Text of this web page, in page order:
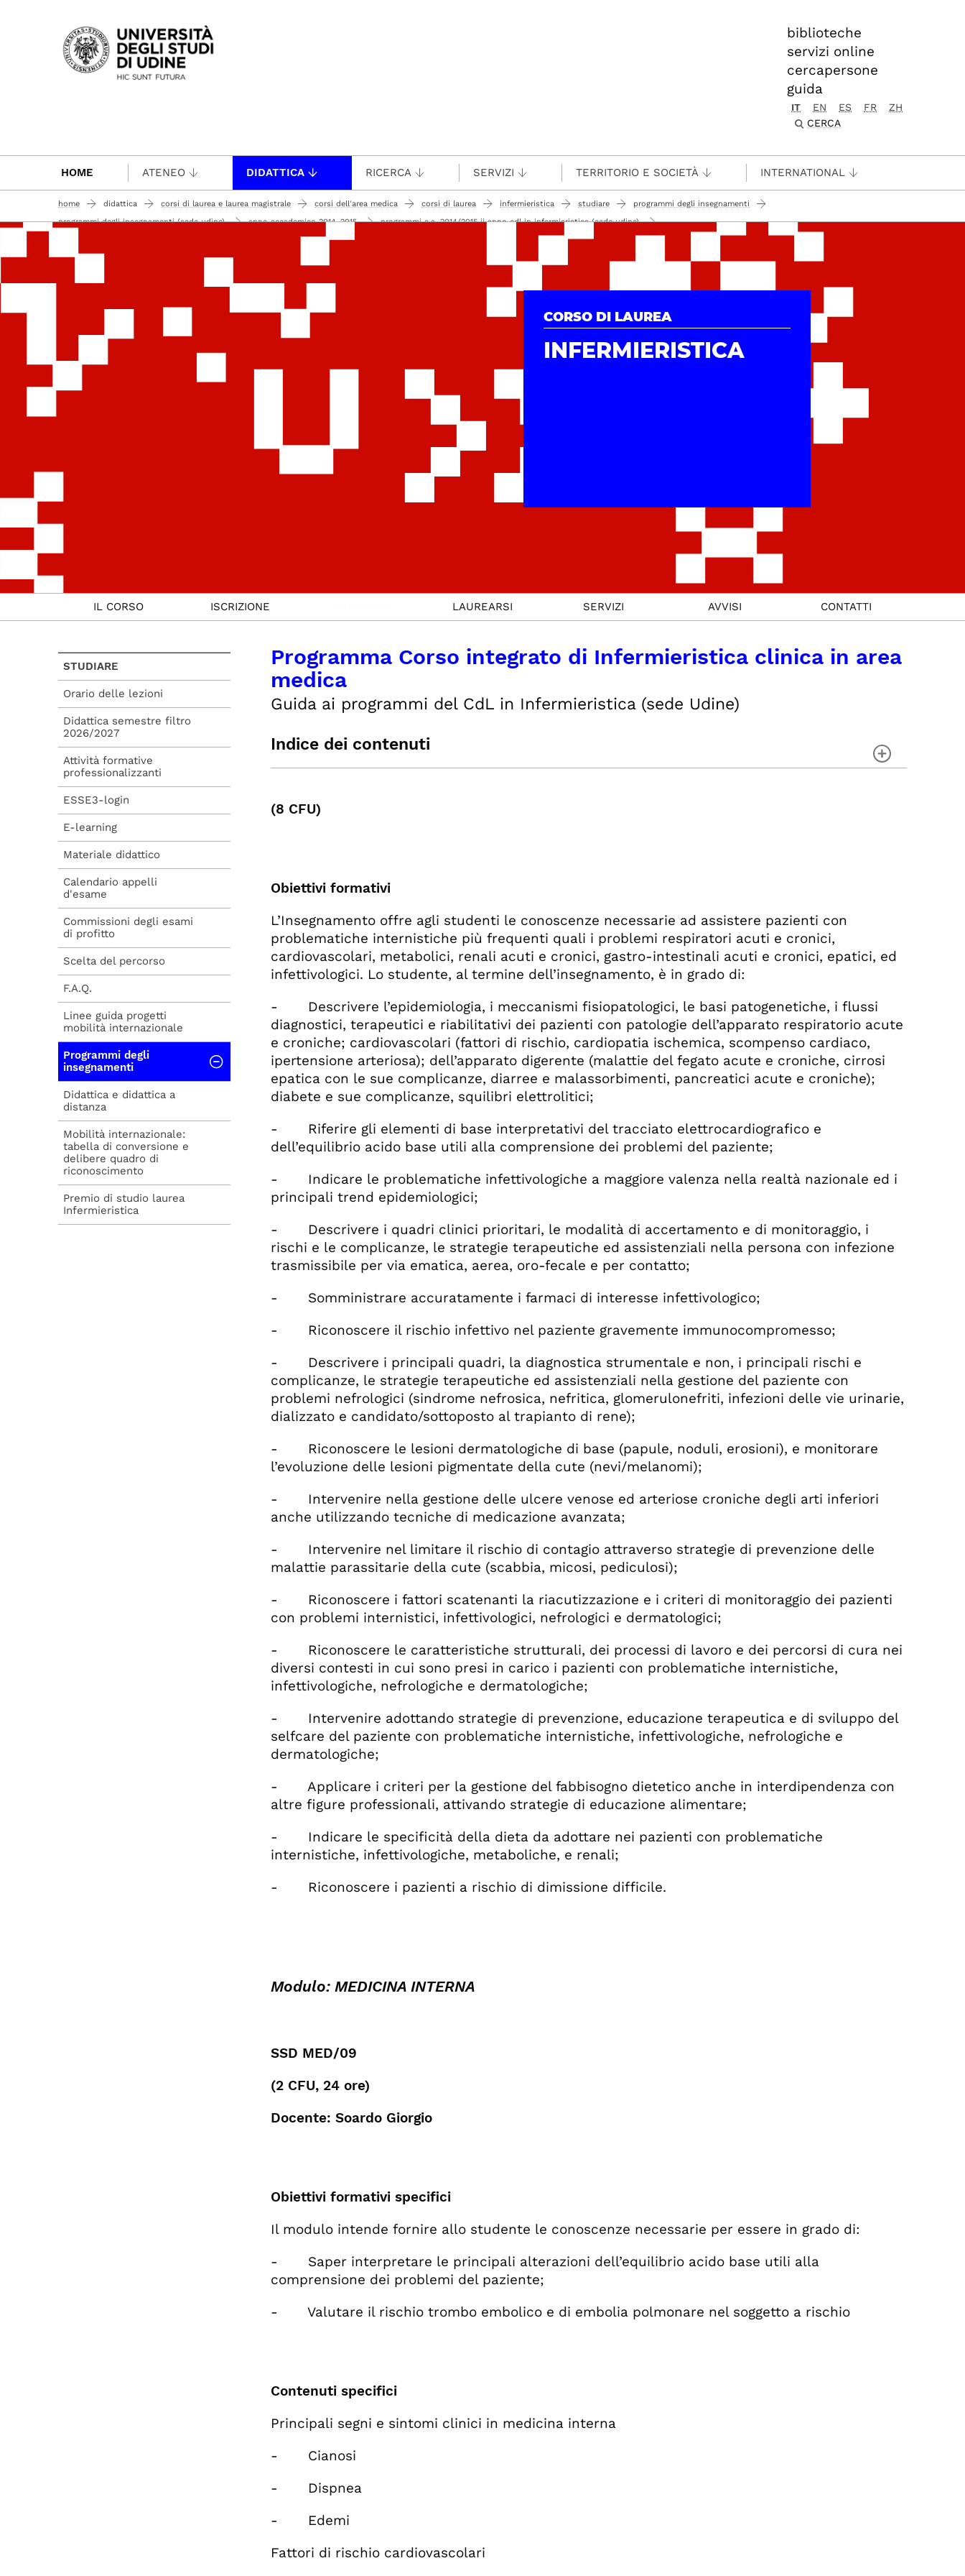
Passa al contenuto principale
biblioteche
servizi online
cercapersone
guida
IT EN ES FR
ZH
CERCA
HOME ATENEO DIDATTICA RICERCA SERVIZI TERRITORIO E SOCIETÀ INTERNATIONAL
home didattica corsi di laurea e laurea magistrale corsi dell'area medica corsi di laurea infermieristica studiare
programmi degli insegnamenti
programmi degli insegnamenti (sede udine)
anno accademico 2014-2015 programmi a.a. 2014/2015 ii anno cdl in infermieristica (sede udine)
CORSO DI LAUREA
INFERMIERISTICA
IL CORSO ISCRIZIONE LAUREARSI SERVIZI AVVISI CONTATTI
Programma Corso integrato di Infermieristica clinica in area
medica
Guida ai programmi del CdL in Infermieristica (sede Udine)
Indice dei contenuti
Modulo: NEFROLOGIA
Modulo: SCIENZE DIETETICHE
(8 CFU)
Obiettivi formativi
L’Insegnamento offre agli studenti le conoscenze necessarie ad assistere pazienti con
problematiche internistiche più frequenti quali i problemi respiratori acuti e cronici,
cardiovascolari, metabolici, renali acuti e cronici, gastro-intestinali acuti e cronici, epatici, ed
infettivologici. Lo studente, al termine dell’insegnamento, è in grado di:
- Descrivere l’epidemiologia, i meccanismi fisiopatologici, le basi patogenetiche, i flussi
diagnostici, terapeutici e riabilitativi dei pazienti con patologie dell’apparato respiratorio acute
e croniche; cardiovascolari (fattori di rischio, cardiopatia ischemica, scompenso cardiaco,
ipertensione arteriosa); dell’apparato digerente (malattie del fegato acute e croniche, cirrosi
epatica con le sue complicanze, diarree e malassorbimenti, pancreatici acute e croniche);
diabete e sue complicanze, squilibri elettrolitici;
- Riferire gli elementi di base interpretativi del tracciato elettrocardiografico e
dell’equilibrio acido base utili alla comprensione dei problemi del paziente;
- Indicare le problematiche infettivologiche a maggiore valenza nella realtà nazionale ed i
principali trend epidemiologici;
- Descrivere i quadri clinici prioritari, le modalità di accertamento e di monitoraggio, i
rischi e le complicanze, le strategie terapeutiche ed assistenziali nella persona con infezione
trasmissibile per via ematica, aerea, oro-fecale e per contatto;
- Somministrare accuratamente i farmaci di interesse infettivologico;
- Riconoscere il rischio infettivo nel paziente gravemente immunocompromesso;
- Descrivere i principali quadri, la diagnostica strumentale e non, i principali rischi e
complicanze, le strategie terapeutiche ed assistenziali nella gestione del paziente con
problemi nefrologici (sindrome nefrosica, nefritica, glomerulonefriti, infezioni delle vie urinarie,
dializzato e candidato/sottoposto al trapianto di rene);
- Riconoscere le lesioni dermatologiche di base (papule, noduli, erosioni), e monitorare
l’evoluzione delle lesioni pigmentate della cute (nevi/melanomi);
- Intervenire nella gestione delle ulcere venose ed arteriose croniche degli arti inferiori
anche utilizzando tecniche di medicazione avanzata;
- Intervenire nel limitare il rischio di contagio attraverso strategie di prevenzione delle
malattie parassitarie della cute (scabbia, micosi, pediculosi);
- Riconoscere i fattori scatenanti la riacutizzazione e i criteri di monitoraggio dei pazienti
con problemi internistici, infettivologici, nefrologici e dermatologici;
- Riconoscere le caratteristiche strutturali, dei processi di lavoro e dei percorsi di cura nei
diversi contesti in cui sono presi in carico i pazienti con problematiche internistiche,
infettivologiche, nefrologiche e dermatologiche;
- Intervenire adottando strategie di prevenzione, educazione terapeutica e di sviluppo del
selfcare del paziente con problematiche internistiche, infettivologiche, nefrologiche e
dermatologiche;
- Applicare i criteri per la gestione del fabbisogno dietetico anche in interdipendenza con
altre figure professionali, attivando strategie di educazione alimentare;
- Indicare le specificità della dieta da adottare nei pazienti con problematiche
internistiche, infettivologiche, metaboliche, e renali;
- Riconoscere i pazienti a rischio di dimissione difficile.
Modulo: MEDICINA INTERNA
SSD MED/09
(2 CFU, 24 ore)
Docente: Soardo Giorgio
Obiettivi formativi specifici
Il modulo intende fornire allo studente le conoscenze necessarie per essere in grado di:
- Saper interpretare le principali alterazioni dell’equilibrio acido base utili alla
comprensione dei problemi del paziente;
- Valutare il rischio trombo embolico e di embolia polmonare nel soggetto a rischio
Contenuti specifici
Principali segni e sintomi clinici in medicina interna
- Cianosi
- Dispnea
- Edemi
Fattori di rischio cardiovascolari
STUDIARE
Orario delle lezioni
Didattica semestre filtro
2026/2027
Attività formative
professionalizzanti
ESSE3-login
E-learning
Materiale didattico
Calendario appelli
d'esame
Commissioni degli esami
di profitto
Scelta del percorso
F.A.Q.
Linee guida progetti
mobilità internazionale
Programmi degli
insegnamenti
Didattica e didattica a
distanza
Mobilità internazionale:
tabella di conversione e
delibere quadro di
riconoscimento
Premio di studio laurea
Infermieristica